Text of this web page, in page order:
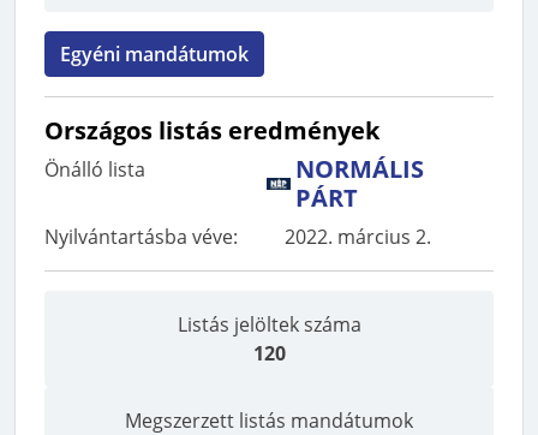
Egyéni mandátumok
Országos listás eredmények
Önálló lista
NORMÁLIS
PÁRT
Nyilvántartásba véve: 2022. március 2.
Listás jelöltek száma
120
Megszerzett listás mandátumok